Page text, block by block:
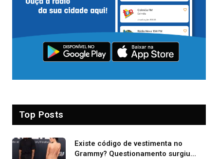
Top Posts
Existe código de vestimenta no
Grammy? Questionamento surgiu